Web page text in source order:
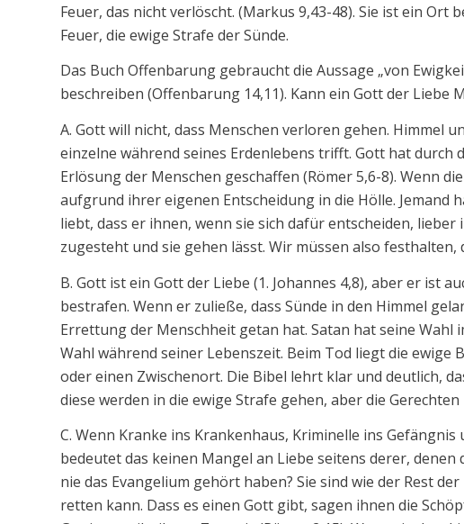
Feuer, das nicht verlöscht. (Markus 9,43-48). Sie ist ein
Feuer, die ewige Strafe der Sünde.
Das Buch Offenbarung gebraucht die Aussage „von
beschreiben (Offenbarung 14,11). Kann ein Gott der Liebe
A. Gott will nicht, dass Menschen verloren gehen. Himmel
einzelne während seines Erdenlebens trifft. Gott hat durch
Erlösung der Menschen geschaffen (Römer 5,6-8). Wenn
aufgrund ihrer eigenen Entscheidung in die Hölle. Jemand
liebt, dass er ihnen, wenn sie sich dafür entscheiden,
zugesteht und sie gehen lässt. Wir müssen also
B. Gott ist ein Gott der Liebe (1. Johannes 4,8), aber er ist
bestrafen. Wenn er zuließe, dass Sünde in den Himmel
Errettung der Menschheit getan hat. Satan hat seine
Wahl während seiner Lebenszeit. Beim Tod liegt die
oder einen Zwischenort. Die Bibel lehrt klar und deutlich,
diese werden in die ewige Strafe gehen, aber die Gerechten
C. Wenn Kranke ins Krankenhaus, Kriminelle ins
bedeutet das keinen Mangel an Liebe seitens derer,
nie das Evangelium gehört haben? Sie sind wie der Rest
retten kann. Dass es einen Gott gibt, sagen ihnen die